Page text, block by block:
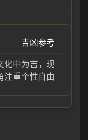
吉凶参考
化中为吉，现
注重个性自由